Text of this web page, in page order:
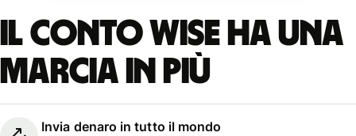
Il conto Wise ha una
marcia in più
Invia denaro in tutto il mondo